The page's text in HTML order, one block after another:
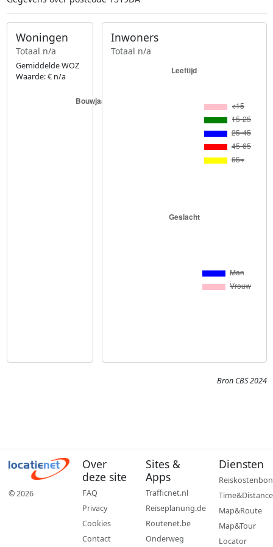
Woningen
Totaal n/a
Gemiddelde WOZ
Waarde: € n/a
Inwoners
Totaal n/a
Bron CBS 2024
© 2026
Over
deze site
FAQ
Privacy
Cookies
Contact
Sites &
Apps
Trafficnet.nl
Reiseplanung.de
Routenet.be
Onderweg
Diensten
Reiskostenbon
Time&Distance
Map&Route
Map&Tour
Locator